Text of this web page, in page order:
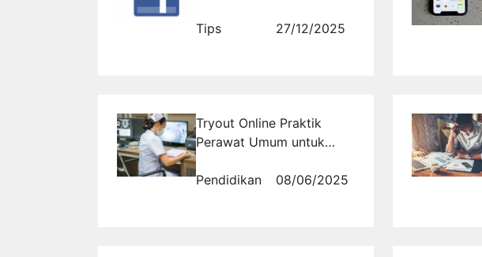
Popularitas Akun dengan
Tips 27/12/2025
Tryout Online Praktik
Perawat Umum untuk
Efektif
Pendidikan 08/06/2025